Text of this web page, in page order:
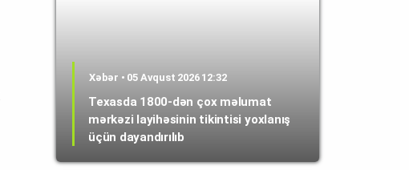
Xəbər • 05 Avqust 2026 12:32
Texasda 1800-dən çox məlumat
mərkəzi layihəsinin tikintisi yoxlanış
üçün dayandırılıb